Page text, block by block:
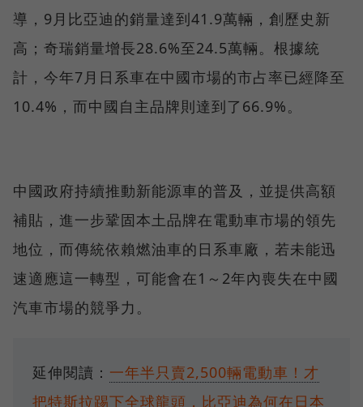
導，9月比亞迪的銷量達到41.9萬輛，創歷史新
高；奇瑞銷量增長28.6%至24.5萬輛。根據統
計，今年7月日系車在中國市場的市占率已經降至
10.4%，而中國自主品牌則達到了66.9%。
中國政府持續推動新能源車的普及，並提供高額
補貼，進一步鞏固本土品牌在電動車市場的領先
地位，而傳統依賴燃油車的日系車廠，若未能迅
速適應這一轉型，可能會在1～2年內喪失在中國
汽車市場的競爭力。
延伸閱讀： 一年半只賣2,500輛電動車！才
把特斯拉踢下全球龍頭，比亞迪為何在日本